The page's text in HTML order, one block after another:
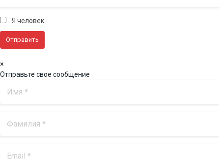
Я человек
×
Отправьте свое сообщение